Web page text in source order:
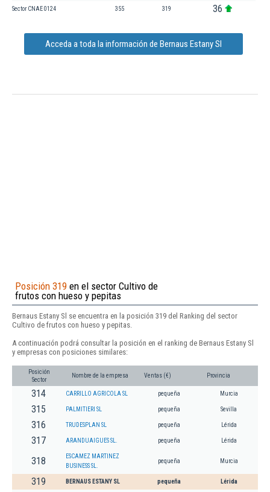
Sector CNAE 0124 355 319 36
Acceda a toda la información de Bernaus Estany Sl
Posición 319 en el sector Cultivo de
frutos con hueso y pepitas
Bernaus Estany Sl se encuentra en la posición 319 del Ranking del sector
Cultivo de frutos con hueso y pepitas.
A continuación podrá consultar la posición en el ranking de Bernaus Estany Sl
y empresas con posiciones similares:
Posición
Sector
Nombre de la empresa Ventas (€) Provincia
314 CARRILLO AGRICOLA SL pequeña Murcia
315 PALMITIERI SL pequeña Sevilla
316 TRUDESPLAN SL pequeña Lérida
317 ARANDUAIGUES SL. pequeña Lérida
318
ESCAMEZ MARTINEZ
BUSINESS SL.
pequeña Murcia
319 BERNAUS ESTANY SL pequeña Lérida